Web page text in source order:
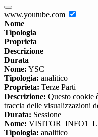
www.youtube.com
Nome
Tipologia
Proprieta
Descrizione
Durata
Nome: YSC
Tipologia: analitico
Proprieta: Terze Parti
Descrizione: Questo cookie
traccia delle visualizzazioni
Durata: Sessione
Nome:
Tipologia: analitico